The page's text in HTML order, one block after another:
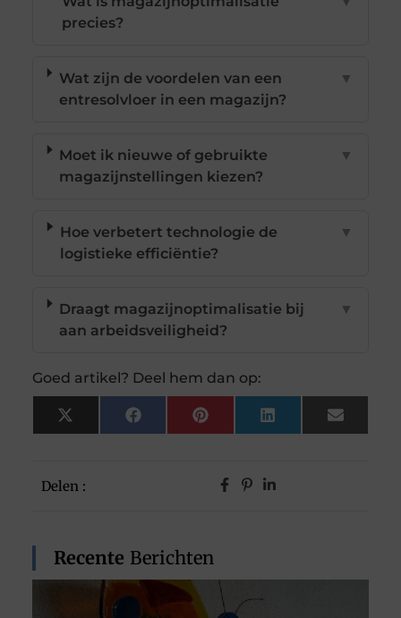
Delen :
Recente Berichten
precies?
Wat zijn de voordelen van een
entresolvloer in een magazijn?
▼
Moet ik nieuwe of gebruikte
magazijnstellingen kiezen?
▼
Hoe verbetert technologie de
logistieke efficiëntie?
▼
Draagt magazijnoptimalisatie bij
aan arbeidsveiligheid?
▼
Goed artikel? Deel hem dan op:
X
(Twitter)
FacebookPinterestLinkedInEmail